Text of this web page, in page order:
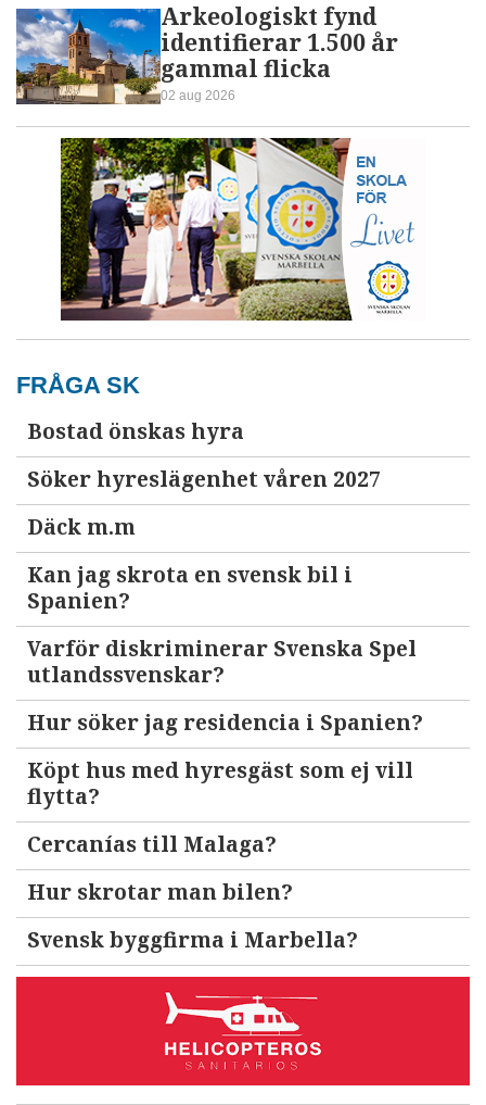
Arkeologiskt fynd
identifierar 1.500 år
gammal flicka
02 aug 2026
FRÅGA SK
Bostad önskas hyra
Söker hyreslägenhet våren 2027
Däck m.m
Kan jag skrota en svensk bil i
Spanien?
Varför diskriminerar Svenska Spel
utlandssvenskar?
Hur söker jag residencia i Spanien?
Köpt hus med hyresgäst som ej vill
flytta?
Cercanías till Malaga?
Hur skrotar man bilen?
Svensk byggfirma i Marbella?